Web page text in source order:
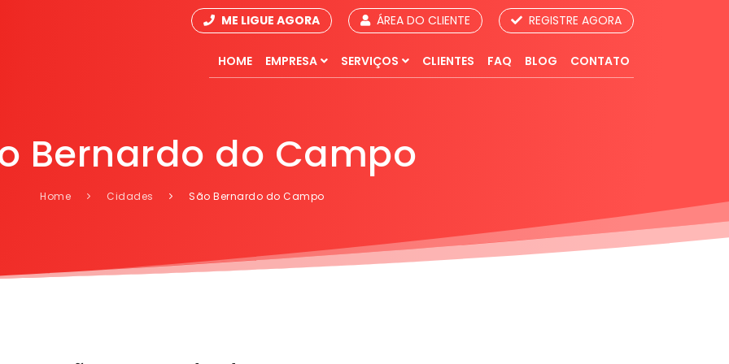
ME LIGUE AGORA ÁREA DO CLIENTE REGISTRE AGORA
HOME EMPRESA SERVIÇOS CLIENTES FAQ BLOG CONTATO
Bernardo do Campo
Home Cidades São Bernardo do Campo